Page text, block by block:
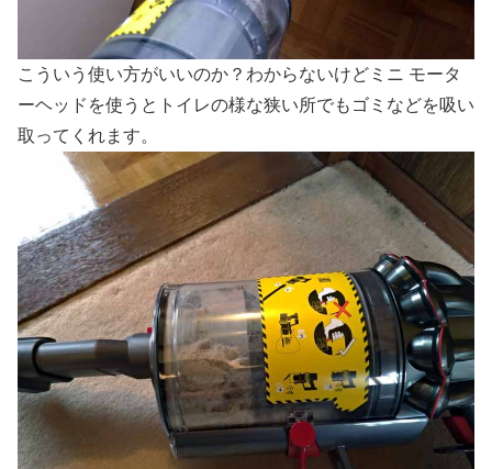
こういう使い方がいいのか？わからないけどミニ モータ
ーヘッドを使うとトイレの様な狭い所でもゴミなどを吸い
取ってくれます。